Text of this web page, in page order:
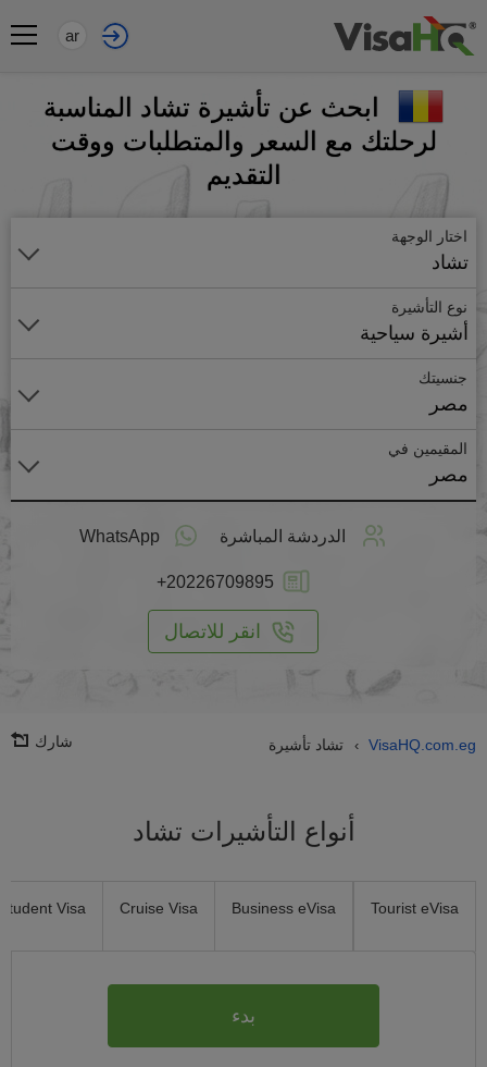
ar
ابحث عن تأشيرة تشاد المناسبة
لرحلتك مع السعر والمتطلبات ووقت
التقديم
اختار الوجهة
تشاد
نوع التأشيرة
أشيرة سياحية
جنسيتك
مصر
المقيمين في
مصر
على
الدردشة المباشرة WhatsApp
+20226709895
انقر للاتصال
VisaHQ.com.eg
› تشاد تأشيرة شارك
أنواع التأشيرات تشاد
Tourist eVisa
Business eVisa
Cruise Visa
Student Visa
بدء